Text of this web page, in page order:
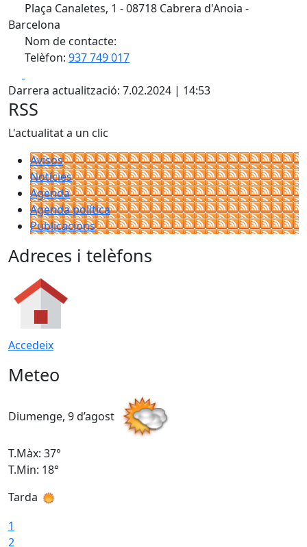
Plaça Canaletes, 1 - 08718 Cabrera d'Anoia -
Barcelona
Nom de contacte:
Telèfon: 937 749 017
Darrera actualització: 7.02.2024 | 14:53
RSS
L'actualitat a un clic
Avisos
Notícies
Agenda
Agenda política
Publicacions
Adreces i telèfons
Accedeix
Meteo
Diumenge, 9 d’agost
T.Màx: 37°
T.Min: 18°
Tarda
1
2